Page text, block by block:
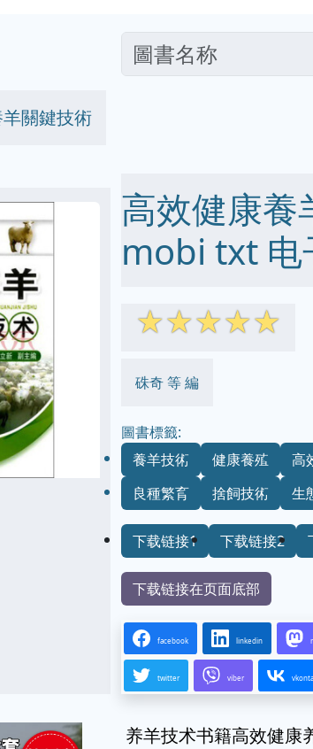
關鍵技術
高效健康
mobi txt 电
☆☆☆☆☆
硃奇 等 編
圖書標籤:
養羊技術
健康養殖 高
良種繁育
捨飼技術 生
下载链接1 下载链接2
下载链接在页面底部
facebook linkedin
twitter viber
养羊技术书籍高效健康